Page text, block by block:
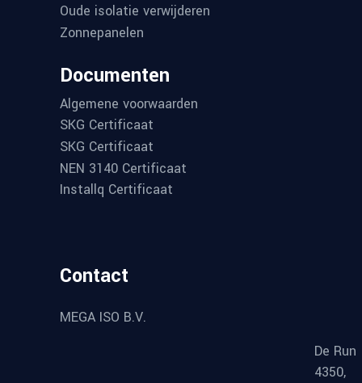
Oude isolatie verwijderen
Zonnepanelen
Documenten
Algemene voorwaarden
SKG Certificaat
SKG Certificaat
NEN 3140 Certificaat
Installq Certificaat
Contact
MEGA ISO B.V.
De Run
4350,